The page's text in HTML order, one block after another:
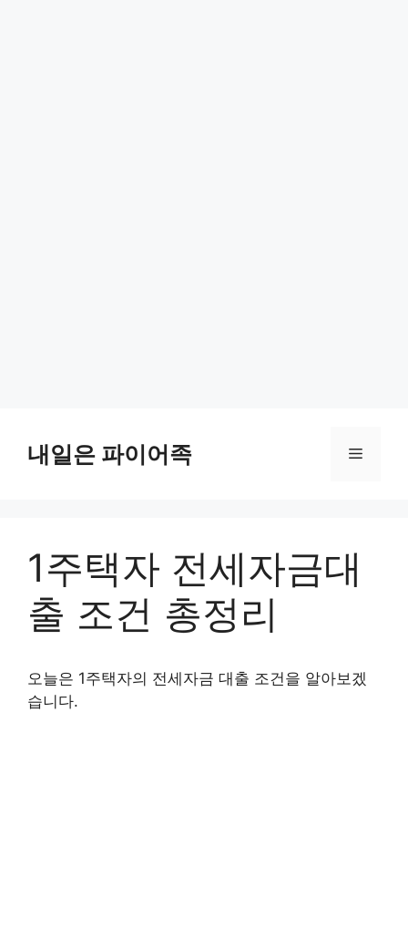
content내일은 파이어족 Menu
1주택자 전세자금대
출 조건 총정리
오늘은 1주택자의 전세자금 대출 조건을 알아보겠
습니다.